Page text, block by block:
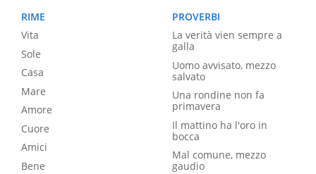
RIME
Vita
Sole
Casa
Mare
Amore
Cuore
Amici
Bene
PROVERBI
La verità vien sempre a
galla
Uomo avvisato, mezzo
salvato
Una rondine non fa
primavera
Il mattino ha l'oro in
bocca
Mal comune, mezzo
gaudio